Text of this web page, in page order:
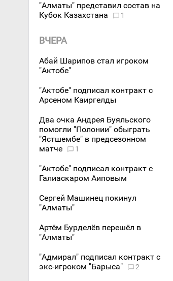
"Алматы" представил состав на
Кубок Казахстана
1
ВЧЕРА
Абай Шарипов стал игроком
"Актобе"
"Актобе" подписал контракт с
Арсеном Каиргелды
Два очка Андрея Буяльского
помогли "Полонии" обыграть
"Ястшембе" в предсезонном
матче
1
"Актобе" подписал контракт с
Галиаскаром Аиповым
Сергей Машинец покинул
"Алматы"
Артём Бурделёв перешёл в
"Алматы"
"Адмирал" подписал контракт с
экс-игроком "Барыса"
2